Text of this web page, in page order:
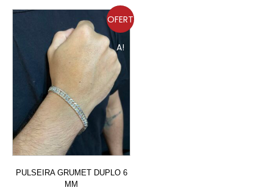
OFERT
A!
PULSEIRA GRUMET DUPLO 6
MM